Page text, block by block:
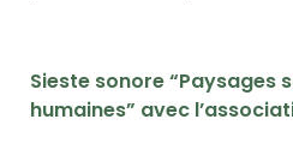
Sieste sonore “Paysages
humaines” avec